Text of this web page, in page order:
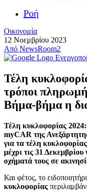
Ροή
Οικονομία
12 Νοεμβρίου 2023
Από NewsRoom2
Τέλη
τρόποι
Βήμα-βήμα η
Τέλη κυκλοφορίας
myCAR της
για τα τέλη
μέχρι τις 31
οχήματά τους σε
Και φέτος, το
κυκλοφορίας